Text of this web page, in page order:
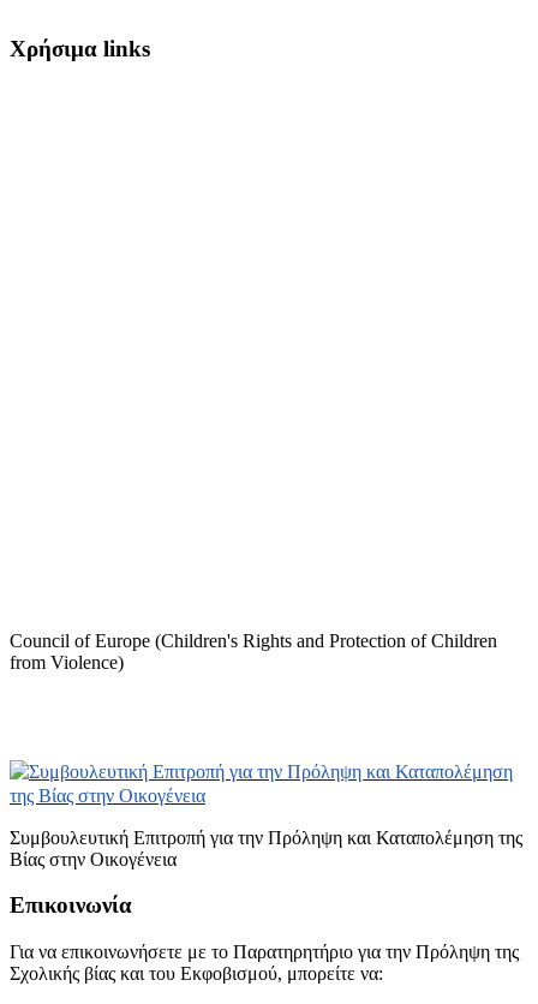
Χρήσιμα links
Council of Europe (Children's Rights and Protection of Children
from Violence)
Συμβουλευτική Επιτροπή για την Πρόληψη και Καταπολέμηση της
Βίας στην Οικογένεια
Επικοινωνία
Για να επικοινωνήσετε με το Παρατηρητήριο για την Πρόληψη της
Σχολικής βίας και του Εκφοβισμού, μπορείτε να: